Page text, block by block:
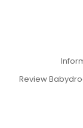
Review